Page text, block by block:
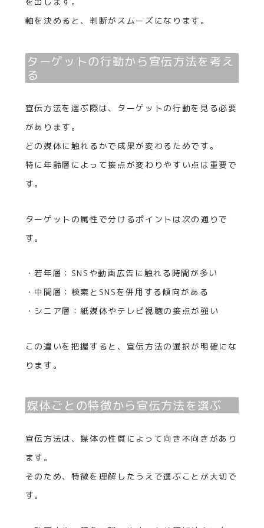
軸を決めると、判断がスムーズになります。
ターゲットの行動から宣伝方法を考え
る
宣伝方法を選ぶ際は、ターゲットの行動を見る必要
があります。
どの媒体に触れるかで成果が変わるためです。
特に年齢層によって接点が変わりやすい点は重要で
す。
ターゲットの属性で分けるポイントは次の通りで
す。
・若年層：SNSや動画広告に触れる時間が多い
・中間層：検索とSNSを併用する傾向がある
・シニア層：紙媒体やテレビ視聴の接点が強い
この違いを把握すると、宣伝方法の選択が明確にな
ります。
媒体ごとの特徴から宣伝方法を選ぶ
宣伝方法は、媒体の性質によって向き不向きがあり
ます。
そのため、特徴を理解したうえで選ぶことが大切で
す。